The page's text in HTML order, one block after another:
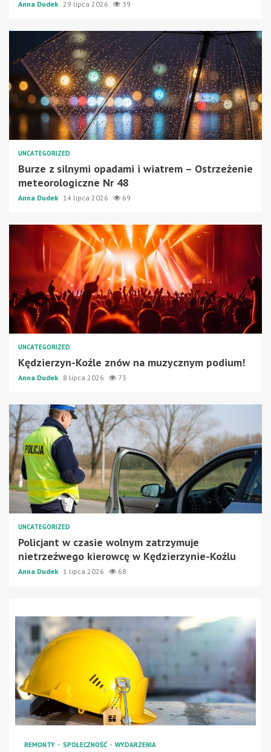
Anna Dudek 29 lipca 2026 39
UNCATEGORIZED
Burze z silnymi opadami i wiatrem – Ostrzeżenie
meteorologiczne Nr 48
Anna Dudek 14 lipca 2026 69
UNCATEGORIZED
Kędzierzyn-Koźle znów na muzycznym podium!
Anna Dudek 8 lipca 2026 73
UNCATEGORIZED
Policjant w czasie wolnym zatrzymuje
nietrzeźwego kierowcę w Kędzierzynie-Koźlu
Anna Dudek 1 lipca 2026 68
REMONTY SPOŁECZNOŚĆ WYDARZENIA